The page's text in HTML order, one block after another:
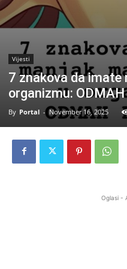
Vijesti
7 znakova da imate
organizmu: ODMAH
By Portal - November 16, 2025
Oglasi -